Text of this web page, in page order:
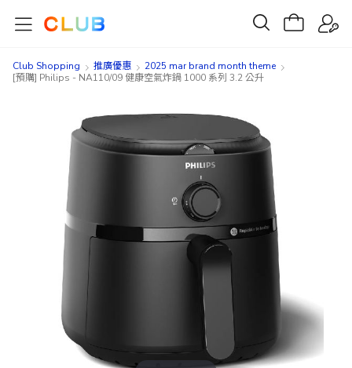
Club Shopping 推廣優惠
2025 mar brand month theme
[預購] Philips - NA110/09 健康空氣炸鍋 1000 系列 3.2 公升